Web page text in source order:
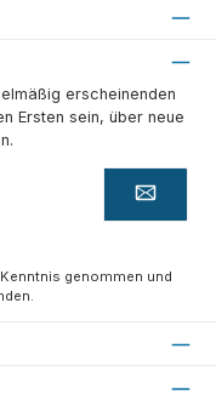
erscheinenden
Ersten sein, über neue
genommen und